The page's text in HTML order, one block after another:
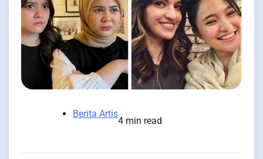
Berita Artis
4 min read